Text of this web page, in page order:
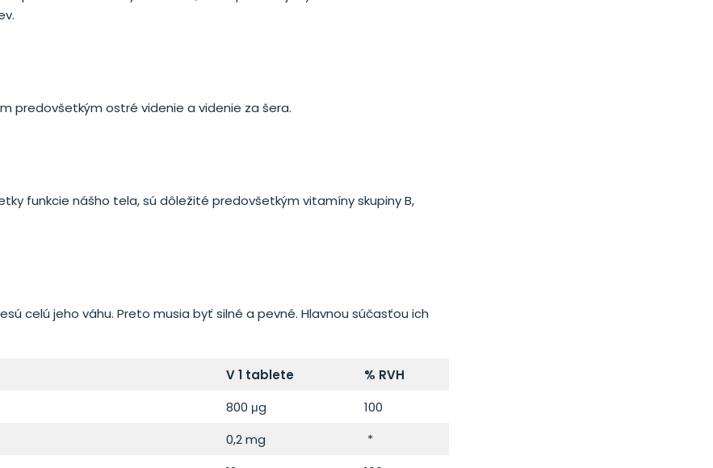
predovšetkým ostré videnie a videnie za šera.
funkcie nášho tela, sú dôležité predovšetkým vitamíny skupiny B,
celú jeho váhu. Preto musia byť silné a pevné. Hlavnou súčasťou ich
V 1 tablete
% RVH
800 μg
100
0,2 mg
*